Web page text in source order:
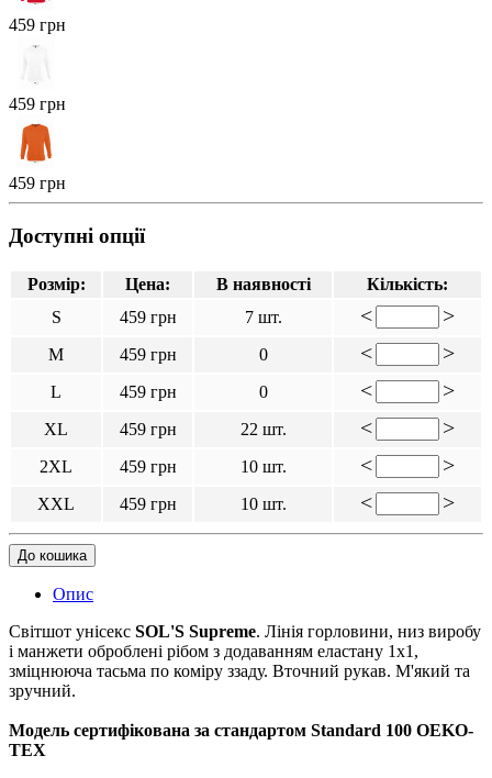
459 грн
459 грн
459 грн
Доступні опції
Розмір: Цена: В наявності
Кількість:
S
459 грн 7 шт. < >
M 459 грн 0 < >
L 459 грн 0 < >
XL 459 грн 22 шт. < >
2XL 459 грн 10 шт. < >
XXL 459 грн 10 шт. < >
До кошика
Опис
Світшот унісекс SOL'S Supreme. Лінія горловини, низ виробу
і манжети оброблені рібом з додаванням еластану 1x1,
зміцнююча тасьма по коміру ззаду. Вточний рукав. М'який та
зручний.
Модель сертифікована за стандартом Standard 100 ОEKO-
TEX